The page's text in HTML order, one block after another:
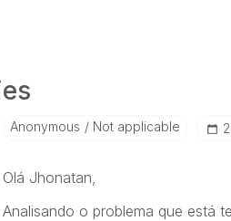
Anonymous Not applicable
Olá Jhonatan,
Analisando o problema que está